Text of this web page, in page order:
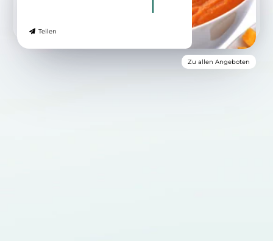
Teilen
Zu allen Angeboten